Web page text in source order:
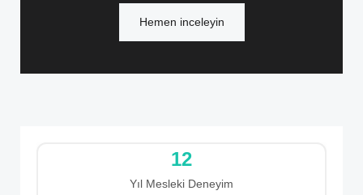
Hemen inceleyin
12
Yıl Mesleki Deneyim